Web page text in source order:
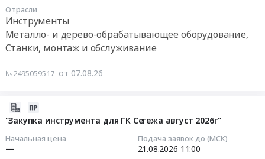
Отрасли
Инструменты
Металло- и дерево-обрабатывающее оборудование,
Станки, монтаж и обслуживание
№2495059517 от 07.08.26
"Закупка инструмента для ГК Сегежа август 2026г"
Начальная цена
—
Подача заявок до (МСК)
21.08.2026 11:00